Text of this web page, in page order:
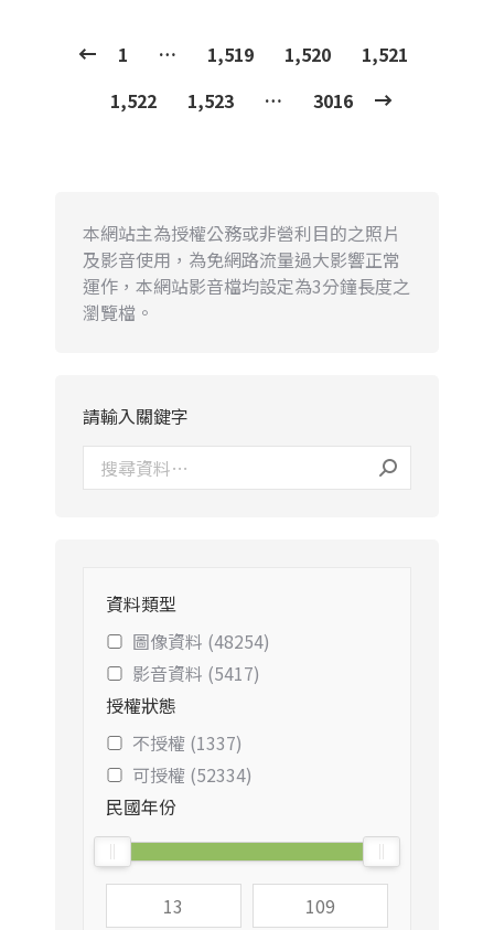
1 … 1,519 1,520
1,521
1,522
1,523 … 3016
本網站主為授權公務或非營利目的之照片
及影音使用，為免網路流量過大影響正常
運作，本網站影音檔均設定為3分鐘長度之
瀏覽檔。
請輸入關鍵字
資料類型
圖像資料 (48254)
影音資料 (5417)
授權狀態
不授權 (1337)
可授權 (52334)
民國年份